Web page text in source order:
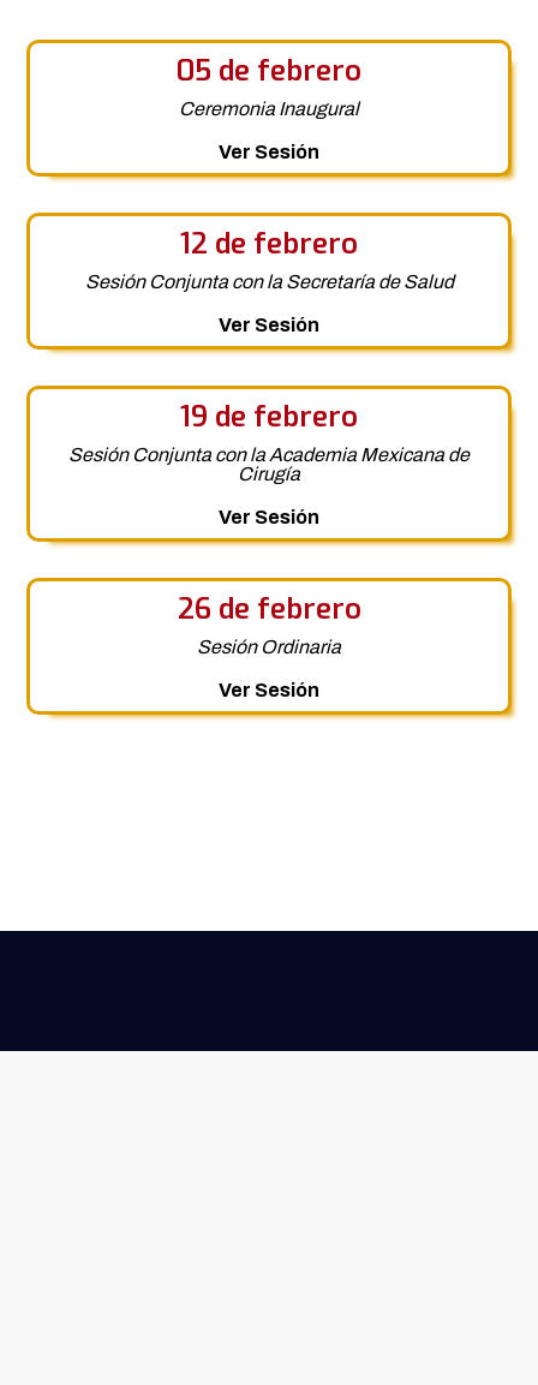
05 de febrero
Ceremonia Inaugural
Ver Sesión
12 de febrero
Sesión Conjunta con la Secretaría de Salud
Ver Sesión
19 de febrero
Sesión Conjunta con la Academia Mexicana de
Cirugía
Ver Sesión
26 de febrero
Sesión Ordinaria
Ver Sesión